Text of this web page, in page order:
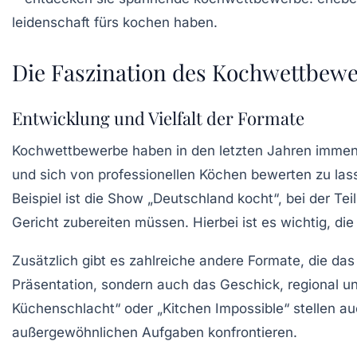
Die Faszination des
Entwicklung und Vielfalt der Formate
Kochwettbewerbe haben in den letzten Jahren
und sich von professionellen Köchen bewerten zu
Beispiel ist die Show „Deutschland kocht“, bei der
Gericht zubereiten müssen. Hierbei ist es wichtig,
Zusätzlich gibt es zahlreiche andere Formate, die
Präsentation, sondern auch das Geschick, regional
Küchenschlacht“ oder „Kitchen Impossible“ stellen
außergewöhnlichen Aufgaben konfrontieren.